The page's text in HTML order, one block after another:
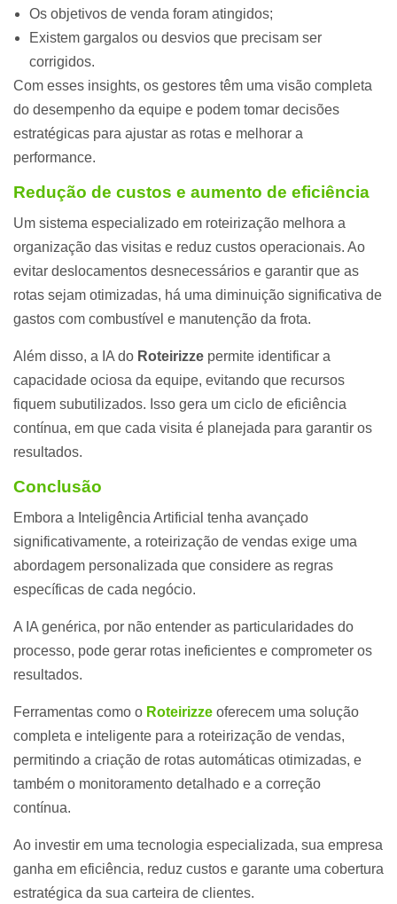
Os objetivos de venda foram atingidos;
Existem gargalos ou desvios que precisam ser
corrigidos.
Com esses insights, os gestores têm uma visão completa
do desempenho da equipe e podem tomar decisões
estratégicas para ajustar as rotas e melhorar a
performance.
Redução de custos e aumento de eficiência
Um sistema especializado em roteirização melhora a
organização das visitas e reduz custos operacionais. Ao
evitar deslocamentos desnecessários e garantir que as
rotas sejam otimizadas, há uma diminuição significativa de
gastos com combustível e manutenção da frota.
Além disso, a IA do Roteirizze permite identificar a
capacidade ociosa da equipe, evitando que recursos
fiquem subutilizados. Isso gera um ciclo de eficiência
contínua, em que cada visita é planejada para garantir os
resultados.
Conclusão
Embora a Inteligência Artificial tenha avançado
significativamente, a roteirização de vendas exige uma
abordagem personalizada que considere as regras
específicas de cada negócio.
A IA genérica, por não entender as particularidades do
processo, pode gerar rotas ineficientes e comprometer os
resultados.
Ferramentas como o Roteirizze oferecem uma solução
completa e inteligente para a roteirização de vendas,
permitindo a criação de rotas automáticas otimizadas, e
também o monitoramento detalhado e a correção
contínua.
Ao investir em uma tecnologia especializada, sua empresa
ganha em eficiência, reduz custos e garante uma cobertura
estratégica da sua carteira de clientes.